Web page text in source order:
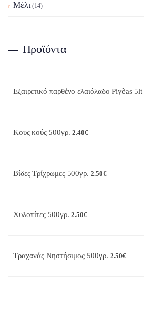
Μέλι (14)
Προϊόντα
Εξαιρετικό παρθένο ελαιόλαδο Piyèas 5lt
Κους κούς 500γρ. 2.40€
Βίδες Τρίχρωμες 500γρ. 2.50€
Χυλοπίτες 500γρ. 2.50€
Τραχανάς Νηστήσιμος 500γρ. 2.50€